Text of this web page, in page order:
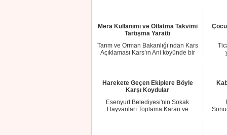
Mera Kullanımı ve Otlatma Takvimi
Tartışma Yarattı
Tarım ve Orman Bakanlığı’ndan Kars
Açıklaması Kars’ın Ani köyünde bir
Harekete Geçen Ekiplere Böyle
Karşı Koydular
Esenyurt Belediyesi'nin Sokak
Hayvanları Toplama Kararı ve